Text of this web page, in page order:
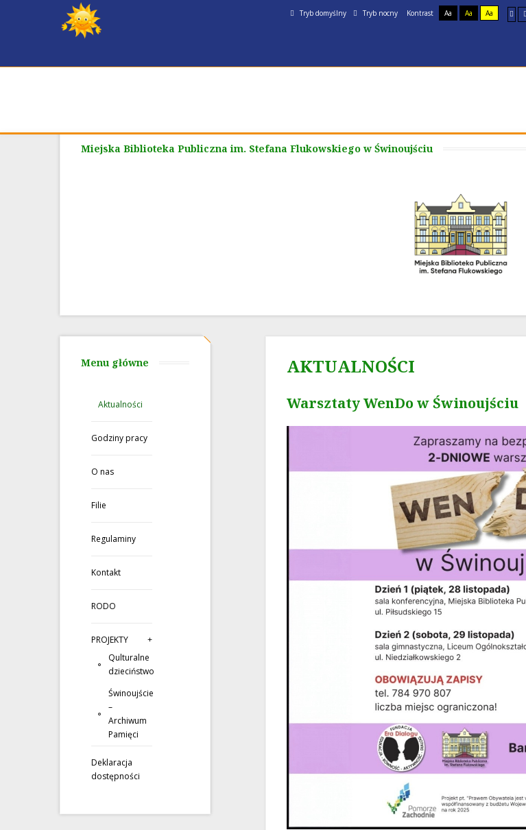
Tryb domyślny Tryb nocny Kontrast Aa Aa Aa
Miejska Biblioteka Publiczna im. Stefana Flukowskiego w Świnoujściu
AKTUALNOŚCI
Warsztaty WenDo w Świnoujściu
Menu główne
Aktualności
Godziny pracy
O nas
Filie
Regulaminy
Kontakt
RODO
PROJEKTY
Qulturalne
dzieciństwo
Świnoujście
–
Archiwum
Pamięci
Deklaracja
dostępności